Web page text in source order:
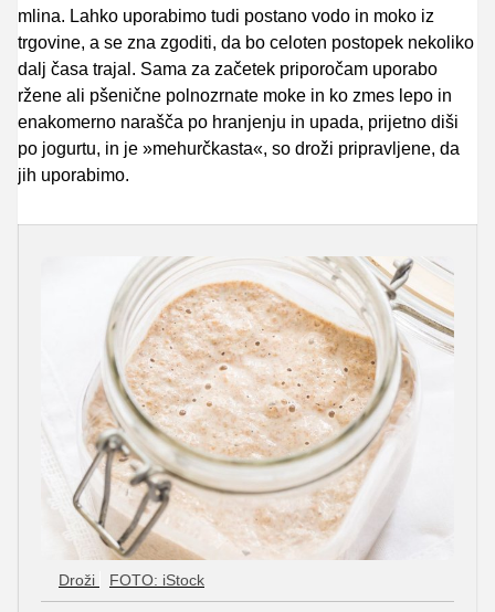
mlina. Lahko uporabimo tudi postano vodo in moko iz
trgovine, a se zna zgoditi, da bo celoten postopek nekoliko
dalj časa trajal. Sama za začetek priporočam uporabo
ržene ali pšenične polnozrnate moke in ko zmes lepo in
enakomerno narašča po hranjenju in upada, prijetno diši
po jogurtu, in je »mehurčkasta«, so droži pripravljene, da
jih uporabimo.
Droži FOTO: iStock